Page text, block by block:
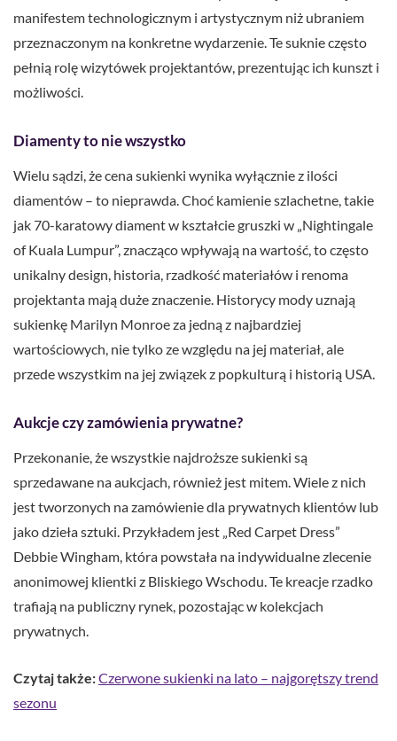
manifestem technologicznym i artystycznym niż ubraniem
przeznaczonym na konkretne wydarzenie. Te suknie często
pełnią rolę wizytówek projektantów, prezentując ich kunszt i
możliwości.
Diamenty to nie wszystko
Wielu sądzi, że cena sukienki wynika wyłącznie z ilości
diamentów – to nieprawda. Choć kamienie szlachetne, takie
jak 70-karatowy diament w kształcie gruszki w „Nightingale
of Kuala Lumpur”, znacząco wpływają na wartość, to często
unikalny design, historia, rzadkość materiałów i renoma
projektanta mają duże znaczenie. Historycy mody uznają
sukienkę Marilyn Monroe za jedną z najbardziej
wartościowych, nie tylko ze względu na jej materiał, ale
przede wszystkim na jej związek z popkulturą i historią USA.
Aukcje czy zamówienia prywatne?
Przekonanie, że wszystkie najdroższe sukienki są
sprzedawane na aukcjach, również jest mitem. Wiele z nich
jest tworzonych na zamówienie dla prywatnych klientów lub
jako dzieła sztuki. Przykładem jest „Red Carpet Dress”
Debbie Wingham, która powstała na indywidualne zlecenie
anonimowej klientki z Bliskiego Wschodu. Te kreacje rzadko
trafiają na publiczny rynek, pozostając w kolekcjach
prywatnych.
Czytaj także:Czerwone sukienki na lato – najgorętszy trend
sezonu